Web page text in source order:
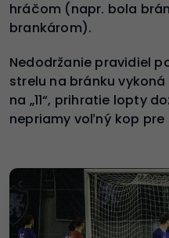
hráčom (napr. bola
brankárom).
Nedodržanie pravidiel
strelu na bránku
na „11“, prihratie lopty
nepriamy voľný kop pre